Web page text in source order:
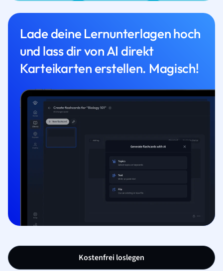
Lade deine Lernunterlagen hoch
und lass dir von AI direkt
Karteikarten erstellen. Magisch!
Kostenfrei loslegen